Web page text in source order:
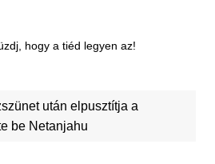
hogy a tiéd legyen az!
után elpusztítja a
be Netanjahu